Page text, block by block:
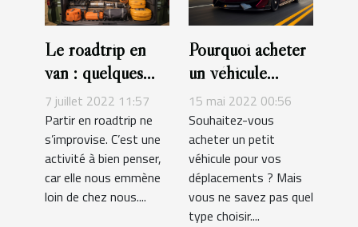
Le roadtrip en
van : quelques
accessoires
indispensables
7 juillet 2022 11:57
Partir en roadtrip ne
s’improvise. C’est une
activité à bien penser,
car elle nous emmène
loin de chez nous....
Pourquoi acheter
un véhicule
sportif ?
15 mai 2022 00:56
Souhaitez-vous
acheter un petit
véhicule pour vos
déplacements ? Mais
vous ne savez pas quel
type choisir....